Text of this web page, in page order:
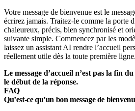
Votre message de bienvenue est le
écrirez jamais. Traitez-le comme la porte
chaleureux, précis, bien synchronisé et
suivante simple. Commencez par les
laissez un assistant AI rendre l’accueil
réellement utile dès la toute première ligne.
Le message d’accueil n’est pas la fin
le début de la réponse.
FAQ
Qu’est-ce qu’un bon message de